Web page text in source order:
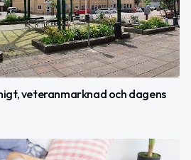
veteranmarknad och dagens